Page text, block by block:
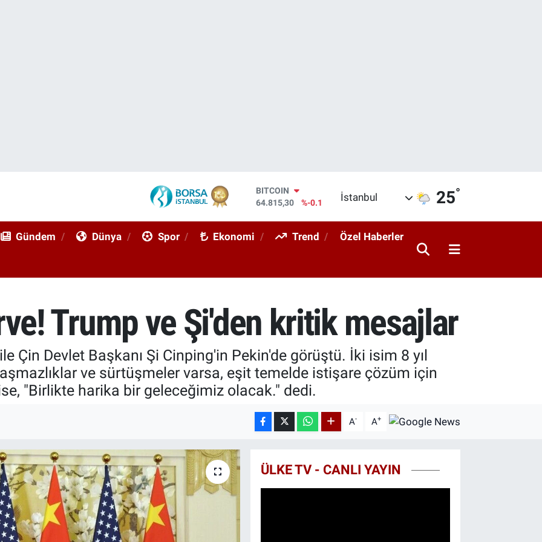
DOLAR
47,7436
%0.18
STERLİN
64.815,30
İstanbul 25°
Gündem Dünya Spor Ekonomi Trend Özel Haberler
Trump ve Şi'den kritik mesajlar
Çin Devlet Başkanı Şi Cinping'in Pekin'de görüştü. İki isim 8 yıl
ve sürtüşmeler varsa, eşit temelde istişare çözüm için
"Birlikte harika bir geleceğimiz olacak." dedi.
A- A+
ÜLKE TV - CANLI YAYIN